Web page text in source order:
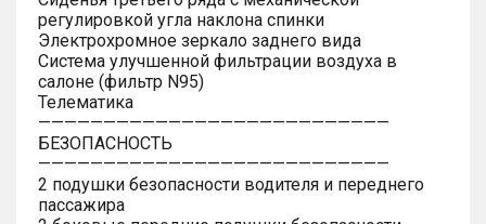
регулировкой угла наклона спинки
Электрохромное зеркало заднего вида
Система улучшенной фильтрации воздуха в
салоне (фильтр N95)
Телематика
———————————————————————————
БЕЗОПАСНОСТЬ
———————————————————————————
2 подушки безопасности водителя и переднего
пассажира